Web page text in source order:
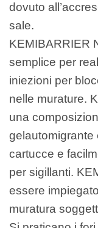
dovuto
sale.
KEMIBARRIER
semplice per
iniezioni per
nelle murature.
una
gelautomigrante
cartucce e
per sigillanti.
essere
muratura